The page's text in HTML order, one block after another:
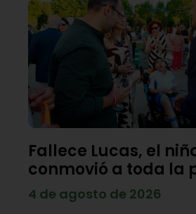
Fallece Lucas, el
conmovió a toda la
4 de agosto de 2026